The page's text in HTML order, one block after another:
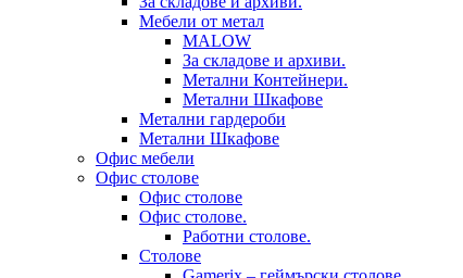
Мебели от метал
MALOW
За складове и архиви.
Метални Контейнери.
Метални Шкафове
Метални гардероби
Метални Шкафове
Офис мебели
Офис столове
Офис столове
Офис столове.
Работни столове.
Столове